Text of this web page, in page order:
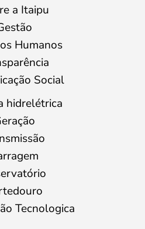
a Itaipu
Humanos
Social
hidrelétrica
Tecnologica